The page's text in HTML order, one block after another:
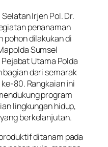
Irjen Pol. Dr.
penanaman
pohon dilakukan di
Sumsel
Utama Polda
dari semarak
80. Rangkaian ini
program
lingkungan hidup,
berkelanjutan.
ditanam pada